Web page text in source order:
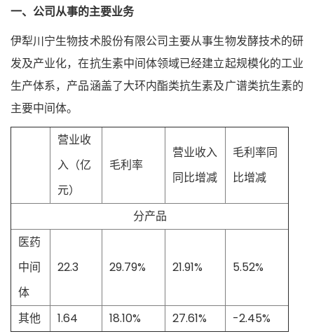
一、公司从事的主要业务
伊犁川宁生物技术股份有限公司主要从事生物发酵技术的研
发及产业化，在抗生素中间体领域已经建立起规模化的工业
生产体系，产品涵盖了大环内酯类抗生素及广谱类抗生素的
主要中间体。
营业收
入（亿
元）
毛利率
营业收入
同比增减
毛利率同
比增减
分产品
医药
中间
体
22.3 29.79% 21.91% 5.52%
其他 1.64 18.10% 27.61%
-2.45%